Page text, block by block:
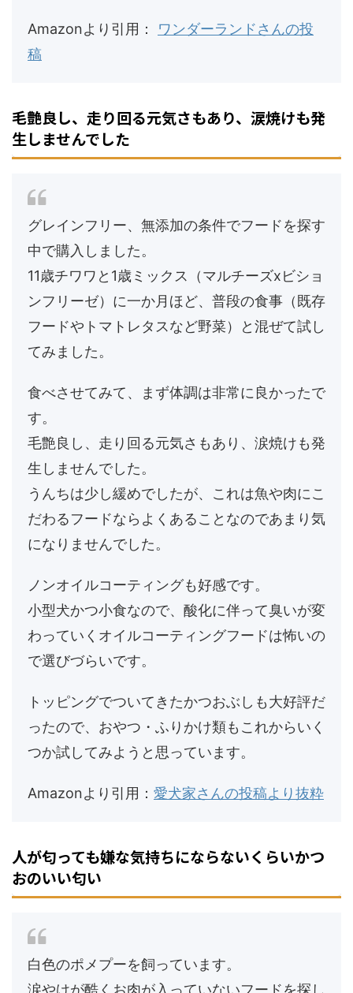
Amazonより引用： ワンダーランドさんの投
稿
毛艶良し、走り回る元気さもあり、涙焼けも発
生しませんでした
グレインフリー、無添加の条件でフードを探す
中で購入しました。
11歳チワワと1歳ミックス（マルチーズxビショ
ンフリーゼ）に一か月ほど、普段の食事（既存
フードやトマトレタスなど野菜）と混ぜて試し
てみました。
食べさせてみて、まず体調は非常に良かったで
す。
毛艶良し、走り回る元気さもあり、涙焼けも発
生しませんでした。
うんちは少し緩めでしたが、これは魚や肉にこ
だわるフードならよくあることなのであまり気
になりませんでした。
ノンオイルコーティングも好感です。
小型犬かつ小食なので、酸化に伴って臭いが変
わっていくオイルコーティングフードは怖いの
で選びづらいです。
トッピングでついてきたかつおぶしも大好評だ
ったので、おやつ・ふりかけ類もこれからいく
つか試してみようと思っています。
Amazonより引用： 愛犬家さんの投稿より抜粋
人が匂っても嫌な気持ちにならないくらいかつ
おのいい匂い
白色のポメプーを飼っています。
涙やけが酷くお肉が入っていないフードを探し